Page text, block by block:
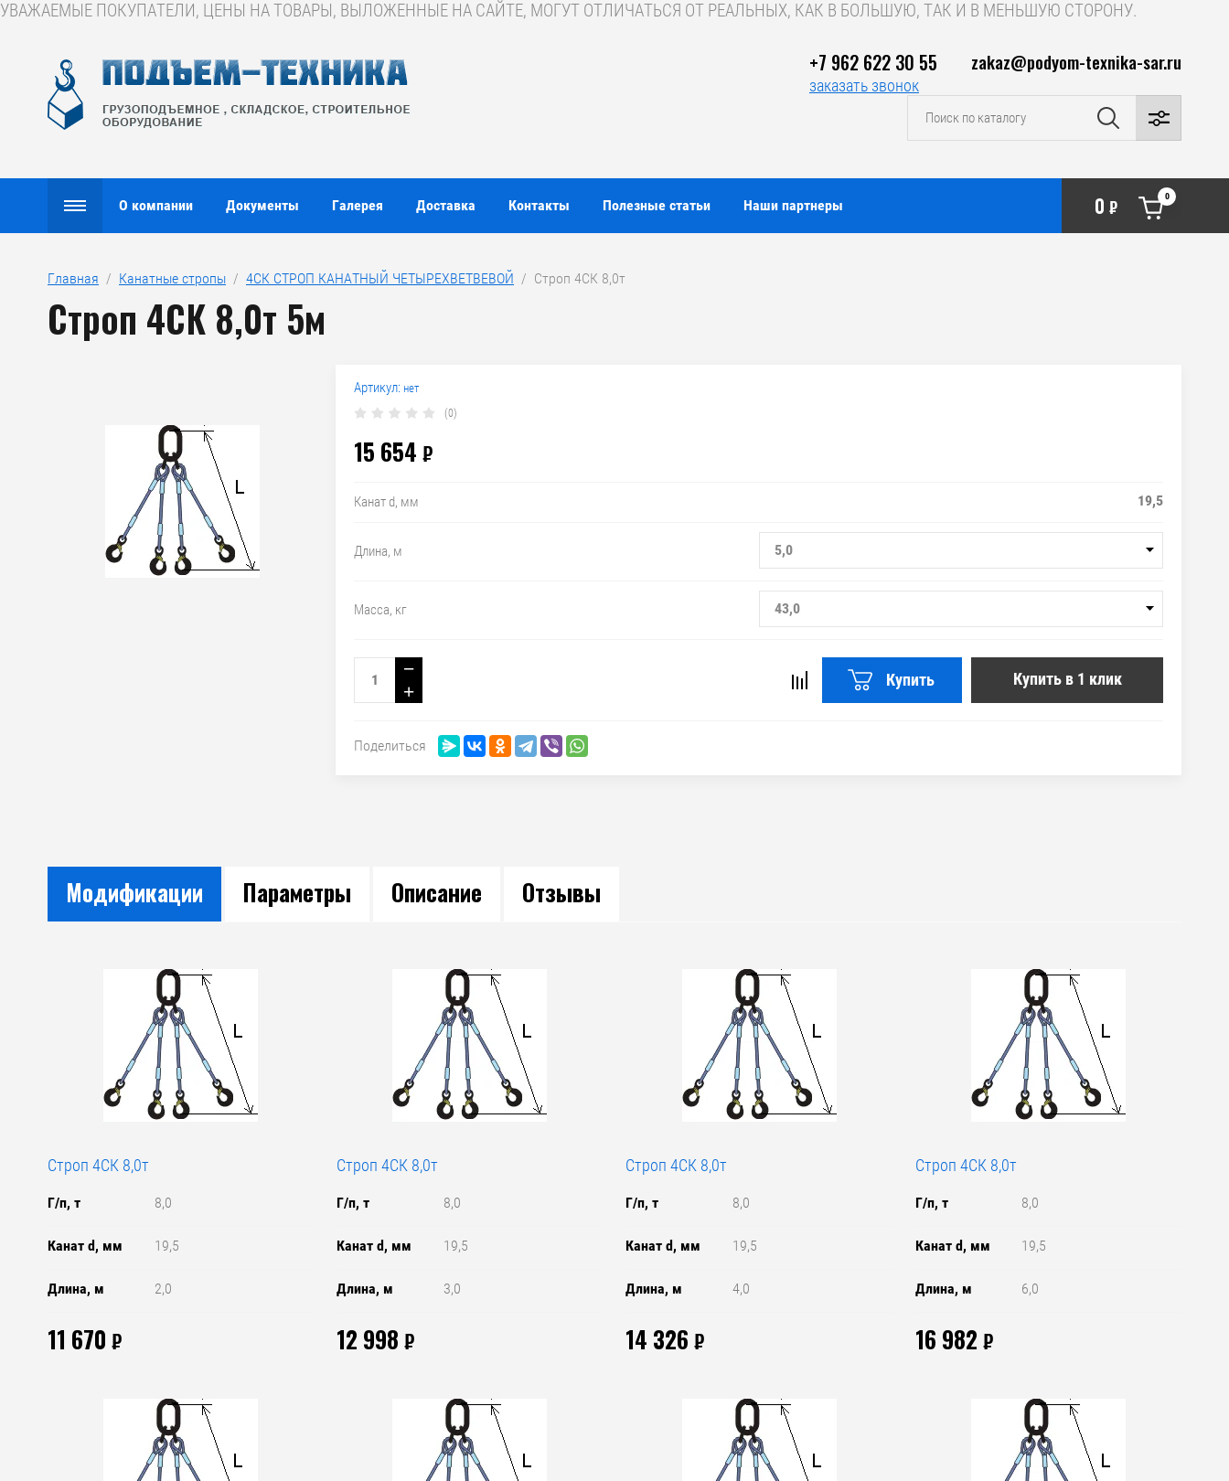
УВАЖАЕМЫЕ ПОКУПАТЕЛИ, ЦЕНЫ НА ТОВАРЫ, ВЫЛОЖЕННЫЕ НА САЙТЕ, МОГУТ ОТЛИЧАТЬСЯ ОТ РЕАЛЬНЫХ, КАК В БОЛЬШУЮ, ТАК И В МЕНЬШУЮ СТОРОНУ.
О компании Документы Галерея Доставка Контакты Полезные статьи Наши партнеры 0 ₽
0
+7 962 622 30 55
заказать звонок
zakaz@podyom-texnika-sar.ru
Главная
  /
Канатные стропы
  /
4СК СТРОП КАНАТНЫЙ ЧЕТЫРЕХВЕТВЕВОЙ
  /  Строп 4СК 8,0т
Строп 4СК 8,0т 5м
Артикул: нет
(0)
15 654 ₽
Канат d, мм 19,5
Длина, м 5,0
Масса, кг 43,0
−
+
Купить Купить в 1 клик
Поделиться
Модификации Параметры Описание Отзывы
Строп 4СК 8,0т
Г/п, т 8,0
Канат d, мм 19,5
Длина, м 2,0
11 670 ₽
Строп 4СК 8,0т
Г/п, т 8,0
Канат d, мм 19,5
Длина, м 3,0
12 998 ₽
Строп 4СК 8,0т
Г/п, т 8,0
Канат d, мм 19,5
Длина, м 4,0
14 326 ₽
Строп 4СК 8,0т
Г/п, т 8,0
Канат d, мм 19,5
Длина, м 6,0
16 982 ₽